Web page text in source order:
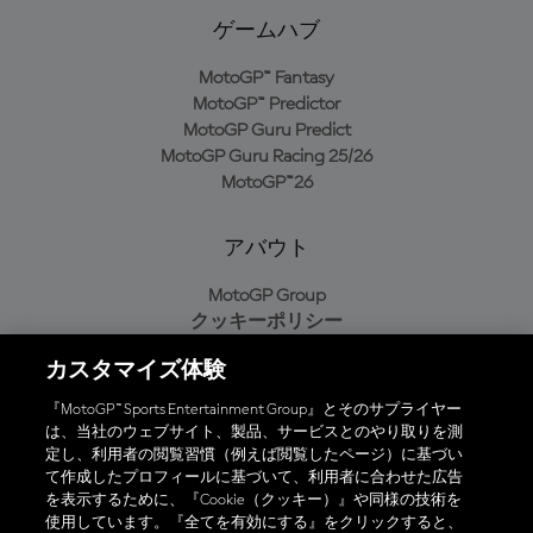
ゲームハブ
MotoGP™ Fantasy
MotoGP™ Predictor
MotoGP Guru Predict
MotoGP Guru Racing 25/26
MotoGP™26
アバウト
MotoGP Group
クッキーポリシー
プライバシーポリシー
購入ポリシー
オフィシャルアプリ
カスタマイズ体験
『MotoGP™ Sports Entertainment Group』とそのサプライヤー
は、当社のウェブサイト、製品、サービスとのやり取りを測
定し、利用者の閲覧習慣（例えば閲覧したページ）に基づい
て作成したプロフィールに基づいて、利用者に合わせた広告
を表示するために、『Cookie（クッキー）』や同様の技術を
使用しています。『全てを有効にする』をクリックすると、